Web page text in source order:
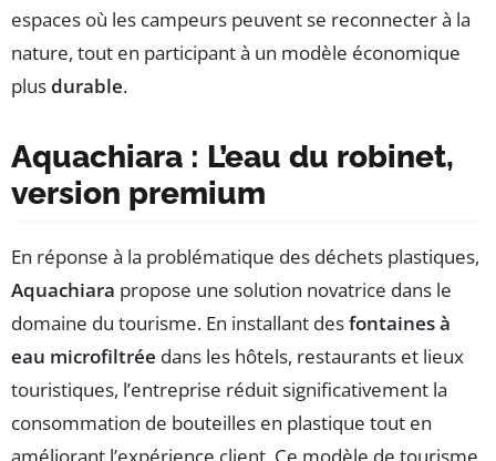
espaces où les campeurs peuvent se reconnecter à la
nature, tout en participant à un modèle économique
plusdurable.
Aquachiara : L’eau du robinet,
version premium
En réponse à la problématique des déchets plastiques,
Aquachiara propose une solution novatrice dans le
domaine du tourisme. En installant desfontaines à
eau microfiltrée dans les hôtels, restaurants et lieux
touristiques, l’entreprise réduit significativement la
consommation de bouteilles en plastique tout en
améliorant l’expérience client. Ce modèle de tourisme